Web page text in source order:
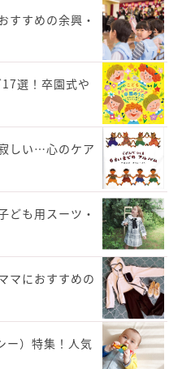
すすめの余興・
選！卒園式や
しい…心のケア
ども用スーツ・
マにおすすめの
ー）特集！人気